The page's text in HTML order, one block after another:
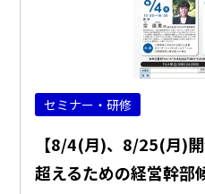
セミナー・研修
【8/4(月)、8/25(月)
超えるための経営幹部